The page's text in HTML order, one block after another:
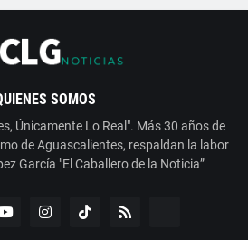
SOMOS
Únicamente Lo Real". Más 30 años de
de Aguascalientes, respaldan la labor
García "El Caballero de la Noticia”